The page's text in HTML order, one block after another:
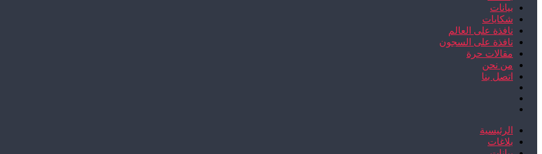
بيانات
شكايات
نافذة على العالم
نافذة على السجون
مقالات حرة
من نحن
اتصل بنا
الرئيسية
بلاغات